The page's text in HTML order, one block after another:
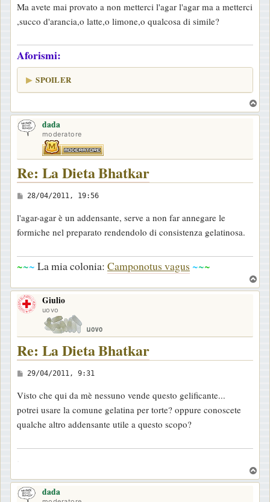
s
s
g
g
i
Ma avete mai provato a non metterci l'agar l'agar ma a metterci
,succo d'arancia,o latte,o limone,o qualcosa di simile?
Aforismi:
SPOILER
o
dada
moderatore
Re: La Dieta Bhatkar
M
s
s
g
i
o
28/04/2011, 19:56
l'agar-agar è un addensante, serve a non far annegare le
formiche nel preparato rendendolo di consistenza gelatinosa.
~~~ La mia colonia: Camponotus vagus ~~~
o
Giulio
uovo
Re: La Dieta Bhatkar
M
s
s
a
o
29/04/2011, 9:31
Visto che qui da mè nessuno vende questo gelificante...
potrei usare la comune gelatina per torte? oppure conoscete
qualche altro addensante utile a questo scopo?
o
dada